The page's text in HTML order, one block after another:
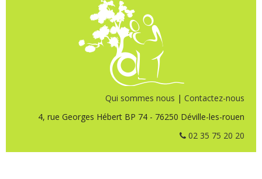
Qui sommes nous | Contactez-nous
4, rue Georges Hébert BP 74 - 76250 Déville-les-rouen
02 35 75 20 20